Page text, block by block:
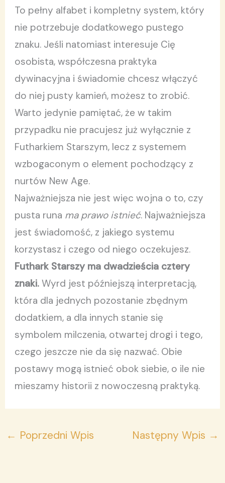
To pełny alfabet i kompletny system, który
nie potrzebuje dodatkowego pustego
znaku. Jeśli natomiast interesuje Cię
osobista, współczesna praktyka
dywinacyjna i świadomie chcesz włączyć
do niej pusty kamień, możesz to zrobić.
Warto jedynie pamiętać, że w takim
przypadku nie pracujesz już wyłącznie z
Futharkiem Starszym, lecz z systemem
wzbogaconym o element pochodzący z
nurtów New Age.
Najważniejsza nie jest więc wojna o to, czy
pusta runa ma prawo istnieć. Najważniejsza
jest świadomość, z jakiego systemu
korzystasz i czego od niego oczekujesz.
Futhark Starszy ma dwadzieścia cztery
znaki. Wyrd jest późniejszą interpretacją,
która dla jednych pozostanie zbędnym
dodatkiem, a dla innych stanie się
symbolem milczenia, otwartej drogi i tego,
czego jeszcze nie da się nazwać. Obie
postawy mogą istnieć obok siebie, o ile nie
mieszamy historii z nowoczesną praktyką.
← Poprzedni Wpis Następny Wpis →